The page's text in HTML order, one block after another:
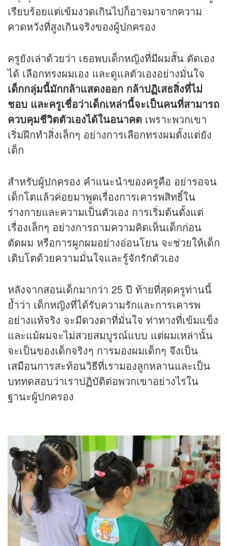
เรียบร้อยแต่เข้มงวดเกินไปก็อาจมาจากความ
คาดหวังที่สูงเกินจริงของผู้ปกครอง
ครูยังเล่าด้วยว่า เธอพบเด็กหญิงที่มีผมสั้น ตัดเอง
ได้ เลือกทรงผมเอง และดูแลตัวเองอย่างมั่นใจ
เด็กกลุ่มนี้มักกล้าแสดงออก กล้าปฏิเสธสิ่งที่ไม่
ชอบ และครูเชื่อว่าเด็กเหล่านี้จะเป็นคนที่สามารถ
ควบคุมชีวิตตัวเองได้ในอนาคต เพราะพวกเขา
เริ่มฝึกทำสิ่งเล็กๆ อย่างการเลือกทรงผมตั้งแต่ยัง
เด็ก
สำหรับผู้ปกครอง คำแนะนำของครูคือ อย่ารอจน
เด็กโตแล้วค่อยมาพูดเรื่องการเคารพสิทธิ์ใน
ร่างกายและความเป็นตัวเอง การเริ่มต้นตั้งแต่
เรื่องเล็กๆ อย่างการถามความคิดเห็นเด็กก่อน
ตัดผม หรือการผูกผมอย่างอ่อนโยน จะช่วยให้เด็ก
เติบโตด้วยความมั่นใจและรู้จักรักตัวเอง
หลังจากสอนเด็กมากว่า 25 ปี ท้ายที่สุดครูท่านนี้
ย้ำว่า เด็กหญิงที่ได้รับความรักและการเคารพ
อย่างแท้จริง จะมีดวงตาที่มั่นใจ ท่าทางที่เข้มแข็ง
และแม้ผมจะไม่สวยสมบูรณ์แบบ แต่ผมเหล่านั้น
จะเป็นของเด็กจริงๆ การมองผมเด็กๆ จึงเป็น
เสมือนการสะท้อนวิธีที่เรามองลูกหลานและเป็น
บททดสอบว่าเราปฏิบัติต่อพวกเขาอย่างไรใน
ฐานะผู้ปกครอง